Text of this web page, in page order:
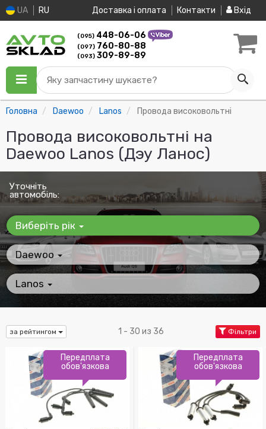
UA RU Доставка і оплата Контакти Вхід
(095) 448-06-06
(097) 760-80-88
(093) 309-89-89
Яку запчастину шукаєте?
Головна Daewoo Lanos Провода високовольтні
Провода високовольтні на
Daewoo Lanos (Дэу Ланос)
Уточніть
автомобіль:
Виберіть рік
Daewoo
Lanos
за рейтингом 1 - 30 из 36 Фільтри
Передплата
обов'язкова
Передплата
обов'язкова